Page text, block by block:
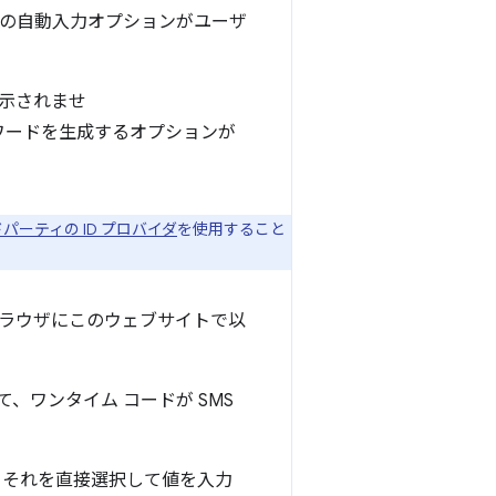
自動入力オプションがユーザ
されませ
ドを生成するオプションが
ーティの ID プロバイダを使用すること
ウザにこのウェブサイトで以
、ワンタイム コードが SMS
れを直接選択して値を入力